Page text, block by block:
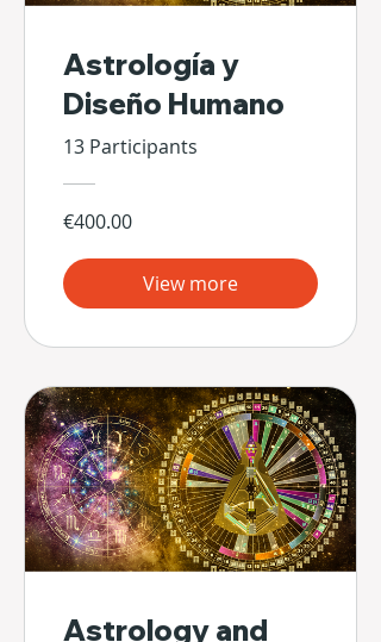
Astrología y
Diseño Humano
13 Participants
€400.00
View more
Astrology and